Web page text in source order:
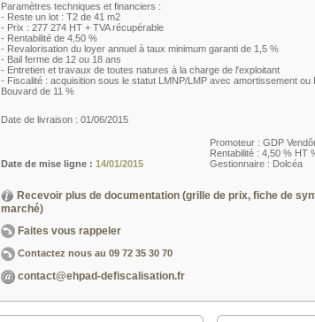
Paramètres techniques et financiers :
- Reste un lot : T2 de 41 m2
- Prix : 277 274 HT + TVA récupérable
- Rentabilité de 4,50 %
- Revalorisation du loyer annuel à taux minimum garanti de 1,5 %
- Bail ferme de 12 ou 18 ans
- Entretien et travaux de toutes natures à la charge de l'exploitant
- Fiscalité : acquisition sous le statut LMNP/LMP avec amortissement ou
Bouvard de 11 %
Date de livraison : 01/06/2015
Date de mise ligne : 14/01/2015
Promoteur : GDP
Rentabilité : 4,50 % HT
Gestionnaire : Dolcéa
Recevoir plus de documentation (grille de prix, fiche de
marché)
Faites vous rappeler
Contactez nous au 09 72 35 30 70
contact@ehpad-defiscalisation.fr